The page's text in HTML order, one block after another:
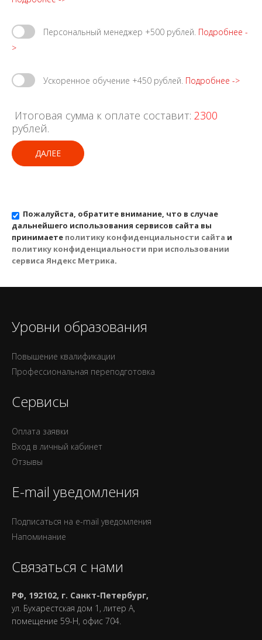
Персональный менеджер +500 рублей. Подробнее -
>
Ускоренное обучение +450 рублей. Подробнее ->
Итоговая сумма к оплате составит: 2300
рублей.
ДАЛЕЕ
Пожалуйста, обратите внимание, что в случае
дальнейшего использования сервисов сайта вы
принимаете политику конфиденциальности сайта и
политику конфиденциальности при использовании
сервиса Яндекс Метрика.
Уровни образования
Повышение квалификации
Профессиональная переподготовка
Сервисы
Оплата заявки
Вход в личный кабинет
Отзывы
E-mail уведомления
Подписаться на e-mail уведомления
Напоминание
Связаться с нами
РФ, 192102, г. Санкт-Петербург,
ул. Бухарестская дом 1, литер А,
помещение 59-Н, офис 704.